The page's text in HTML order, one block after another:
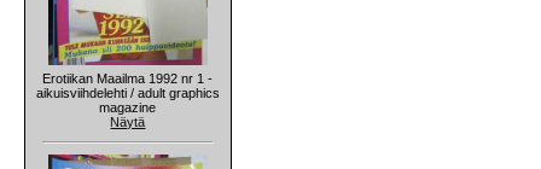
Erotiikan Maailma 1992 nr 1 -
aikuisviihdelehti / adult graphics
magazine
Näytä